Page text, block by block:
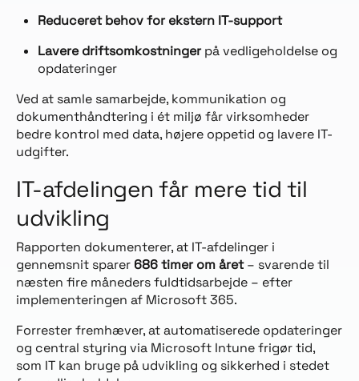
Reduceret behov for ekstern IT-support
Lavere driftsomkostningerpå vedligeholdelse og
opdateringer
Ved at samle samarbejde, kommunikation og
dokumenthåndtering i ét miljø får virksomheder
bedre kontrol med data, højere oppetid og lavere IT-
udgifter.
IT-afdelingen får mere tid til
udvikling
Rapporten dokumenterer, at IT-afdelinger i
gennemsnit sparer 686 timer om året– svarende til
næsten fire måneders fuldtidsarbejde – efter
implementeringen af Microsoft 365.
Forrester fremhæver, at automatiserede opdateringer
og central styring via Microsoft Intune frigør tid,
som IT kan bruge på udvikling og sikkerhed i stedet